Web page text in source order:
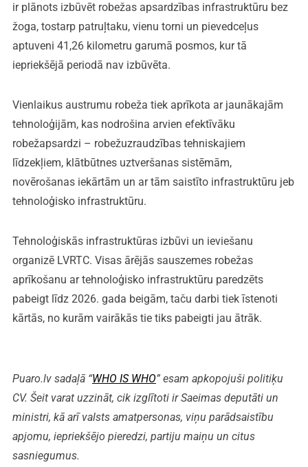
ir plānots izbūvēt robežas apsardzības infrastruktūru bez
žoga, tostarp patruļtaku, vienu torni un pievedceļus
aptuveni 41,26 kilometru garumā posmos, kur tā
iepriekšējā periodā nav izbūvēta.
Vienlaikus austrumu robeža tiek aprīkota ar jaunākajām
tehnoloģijām, kas nodrošina arvien efektīvāku
robežapsardzi – robežuzraudzības tehniskajiem
līdzekļiem, klātbūtnes uztveršanas sistēmām,
novērošanas iekārtām un ar tām saistīto infrastruktūru jeb
tehnoloģisko infrastruktūru.
Tehnoloģiskās infrastruktūras izbūvi un ieviešanu
organizē LVRTC. Visas ārējās sauszemes robežas
aprīkošanu ar tehnoloģisko infrastruktūru paredzēts
pabeigt līdz 2026. gada beigām, taču darbi tiek īstenoti
kārtās, no kurām vairākās tie tiks pabeigti jau ātrāk.
Puaro.lv sadaļā “WHO IS WHO” esam apkopojuši politiķu
CV. Šeit varat uzzināt, cik izglītoti ir Saeimas deputāti un
ministri, kā arī valsts amatpersonas, viņu parādsaistību
apjomu, iepriekšējo pieredzi, partiju maiņu un citus
sasniegumus.